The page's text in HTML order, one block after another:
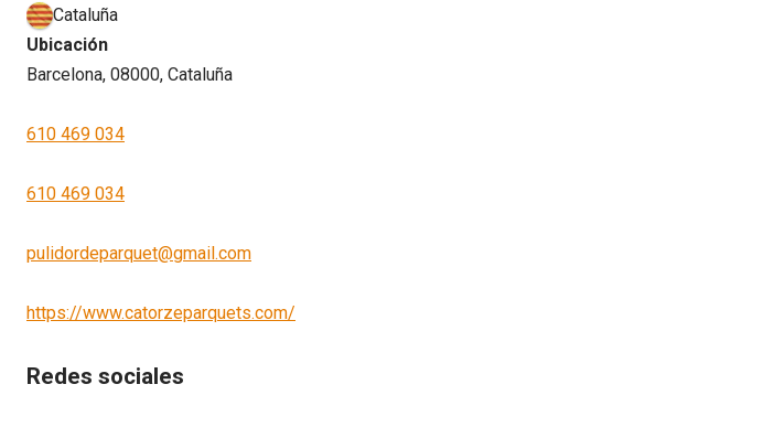
Cataluña
Ubicación
Barcelona, 08000, Cataluña
610 469 034
610 469 034
pulidordeparquet@gmail.com
https://www.catorzeparquets.com/
Redes sociales